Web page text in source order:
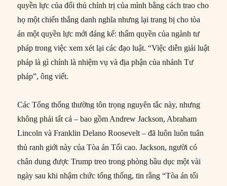
quyền lực của đối thủ chính trị của mình bằng cách trao cho
họ một chiến thắng danh nghĩa nhưng lại trang bị cho tòa
án một quyền lực mới đáng kể: thẩm quyền của ngành tư
pháp trong việc xem xét lại các đạo luật. “Việc diễn giải luật
pháp là gì chính là nhiệm vụ và địa phận của nhánh Tư
pháp”, ông viết.
Các Tổng thống thường tôn trọng nguyên tắc này, nhưng
không phải tất cả – bao gồm Andrew Jackson, Abraham
Lincoln và Franklin Delano Roosevelt – đã luôn luôn tuân
thủ ranh giới này của Tòa án Tối cao. Jackson, người có
chân dung được Trump treo trong phòng bầu dục một vài
ngày sau khi nhậm chức tổng thống, tin rằng “Tòa án tối